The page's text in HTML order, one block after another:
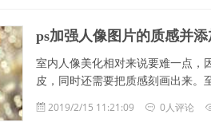
ps加强人像图片的质感并
室内人像美化相对来说要难一点，
皮，同时还需要把质感刻画出来。
2019/2/15 11:21:09 0人评论